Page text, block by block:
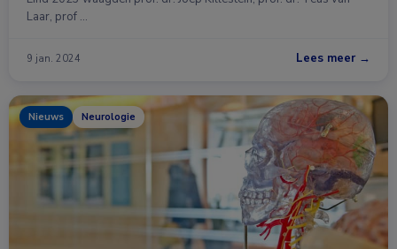
Laar, prof …
9 jan. 2024 Lees meer →
Nieuws Neurologie